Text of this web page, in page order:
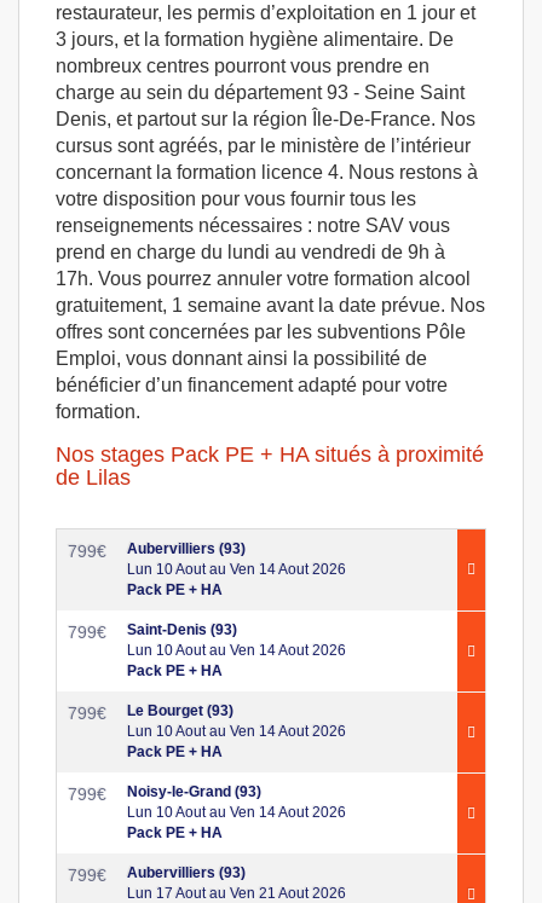
restaurateur, les permis d’exploitation en 1 jour et
3 jours, et la formation hygiène alimentaire. De
nombreux centres pourront vous prendre en
charge au sein du département 93 - Seine Saint
Denis, et partout sur la région Île-De-France. Nos
cursus sont agréés, par le ministère de l’intérieur
concernant la formation licence 4. Nous restons à
votre disposition pour vous fournir tous les
renseignements nécessaires : notre SAV vous
prend en charge du lundi au vendredi de 9h à
17h. Vous pourrez annuler votre formation alcool
gratuitement, 1 semaine avant la date prévue. Nos
offres sont concernées par les subventions Pôle
Emploi, vous donnant ainsi la possibilité de
bénéficier d’un financement adapté pour votre
formation.
Nos stages Pack PE + HA situés à proximité
de Lilas
799€
Aubervilliers (93)
Lun 10 Aout au Ven 14 Aout 2026
Pack PE + HA
799€
Saint-Denis (93)
Lun 10 Aout au Ven 14 Aout 2026
Pack PE + HA
799€
Le Bourget (93)
Lun 10 Aout au Ven 14 Aout 2026
Pack PE + HA
799€
Noisy-le-Grand (93)
Lun 10 Aout au Ven 14 Aout 2026
Pack PE + HA
799€
Aubervilliers (93)
Lun 17 Aout au Ven 21 Aout 2026